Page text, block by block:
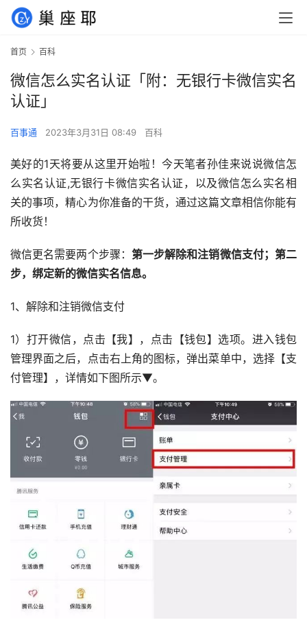
首页 百科
微信怎么实名认证「附：无银行卡微信实名
认证」
百事通 2023年3月31日 08:49 百科
美好的1天将要从这里开始啦！今天笔者孙佳来说说微信怎
么实名认证,无银行卡微信实名认证，以及微信怎么实名相
关的事项，精心为你准备的干货，通过这篇文章相信你能有
所收货！
微信更名需要两个步骤： 第一步解除和注销微信支付；第二
步，绑定新的微信实名信息。
1、解除和注销微信支付
1）打开微信，点击【我】，点击【钱包】选项。进入钱包
管理界面之后，点击右上角的图标，弹出菜单中，选择【支
付管理】，详情如下图所示▼。